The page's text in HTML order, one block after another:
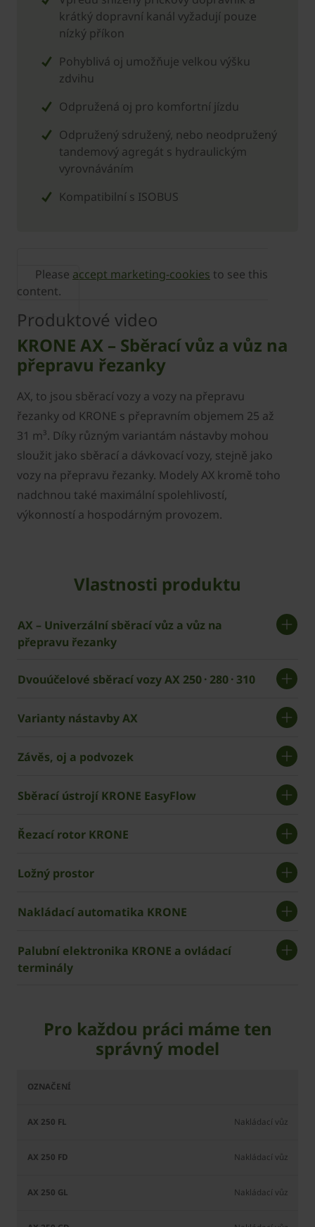
krátký dopravní kanál vyžadují pouze
nízký příkon
Pohyblivá oj umožňuje velkou výšku
zdvihu
Odpružená oj pro komfortní jízdu
Odpružený sdružený, nebo neodpružený
tandemový agregát s hydraulickým
vyrovnáváním
Kompatibilní s ISOBUS
Please accept marketing-cookies to see this
content.
Produktové video
KRONE AX – Sběrací vůz a vůz na
přepravu řezanky
AX, to jsou sběrací vozy a vozy na přepravu
řezanky od KRONE s přepravním objemem 25 až
31 m³. Díky různým variantám nástavby mohou
sloužit jako sběrací a dávkovací vozy, stejně jako
vozy na přepravu řezanky. Modely AX kromě toho
nadchnou také maximální spolehlivostí,
výkonností a hospodárným provozem.
Vlastnosti produktu
AX – Univerzální sběrací vůz a vůz na
přepravu řezanky
Dvouúčelové sběrací vozy AX 250 · 280 · 310
Varianty nástavby AX
Závěs, oj a podvozek
Sběrací ústrojí ­KRONE EasyFlow
Řezací rotor KRONE
Ložný prostor
Nakládací automatika KRONE
Palubní elektronika KRONE a ovládací
terminály
Pro každou práci máme ten
správný model
AX
FL
GL
Nakládací vůz
Nakládací vůz
Nakládací vůz